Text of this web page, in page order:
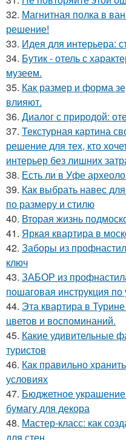
32. Магнитная полка в
решение!
33. Идея для интерьера:
34. Бутик - отель с
музеем.
35. Как размер и форма
влияют.
36. Диалог с природой:
37. Текстурная картина
решение для тех, кто
интерьер без лишних
38. Есть ли в Уфе
39. Как выбрать навес
по размеру и стилю
40. Вторая жизнь
41. Яркая квартира в
42. Заборы из
ключ
43. ЗАБОР из
пошаговая инструкция по
44. Эта квартира в
цветов и воспоминаний.
45. Какие удивительные
туристов
46. Как правильно
условиях
47. Бюджетное украшение
бумагу для декора
48. Мастер-класс: как